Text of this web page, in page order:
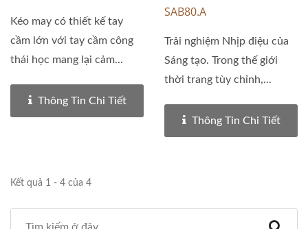
Kéo may có thiết kế tay
cầm lớn với tay cầm công
thái học mang lại cảm...
Thông Tin Chi Tiết
SAB80.A
Trải nghiệm Nhịp điệu của
Sáng tạo. Trong thế giới
thời trang tùy chỉnh,...
Thông Tin Chi Tiết
Kết quả 1 - 4 của 4